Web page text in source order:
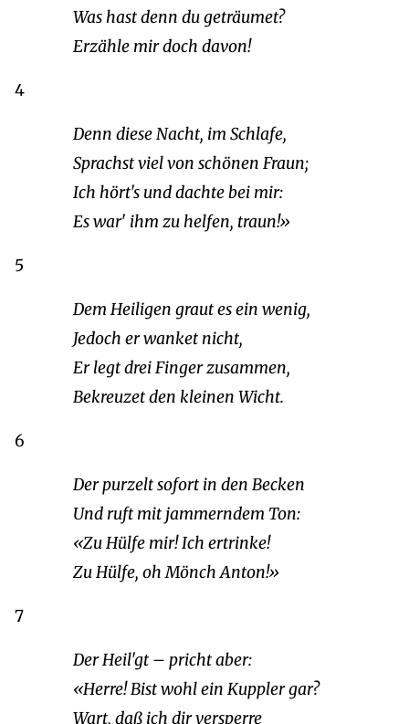
Was hast denn du geträumet?
Erzähle mir doch davon!
4
Denn diese Nacht, im Schlafe,
Sprachst viel von schönen Fraun;
Ich hört's und dachte bei mir:
Es war' ihm zu helfen, traun!»
5
Dem Heiligen graut es ein wenig,
Jedoch er wanket nicht,
Er legt drei Finger zusammen,
Bekreuzet den kleinen Wicht.
6
Der purzelt sofort in den Becken
Und ruft mit jammerndem Ton:
«Zu Hülfe mir! Ich ertrinke!
Zu Hülfe, oh Mönch Anton!»
7
Der Heil'gt – pricht aber:
«Herre! Bist wohl ein Kuppler gar?
Wart, daß ich dir versperre